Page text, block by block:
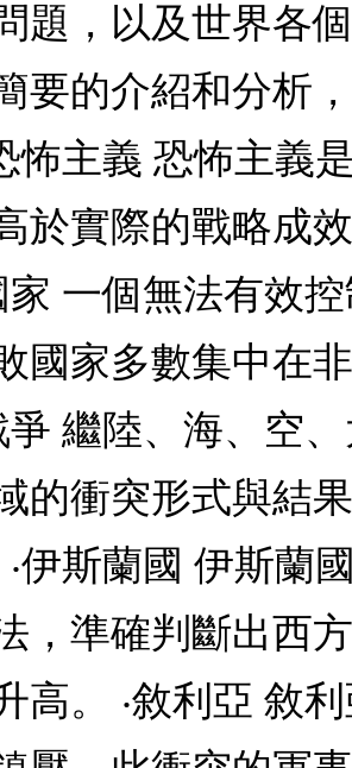
題，以及世界各
要的介紹和分析
怖主義 恐怖主義
於實際的戰略成
一個無法有效
國家多數集中在
繼陸、海、空
的衝突形式與結
伊斯蘭國 伊斯蘭
，準確判斷出西
。 ‧敘利亞 敘